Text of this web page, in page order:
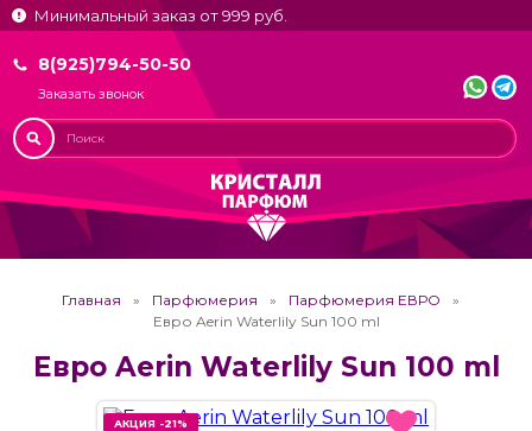
Минимальный заказ от 999 руб.
8(925)794-50-50
Заказать звонок
Главная Парфюмерия
Парфюмерия ЕВРО
Евро Aerin Waterlily Sun 100 ml
Евро Aerin Waterlily Sun 100 ml
АКЦИЯ -21%
АКЦИЯ -21%